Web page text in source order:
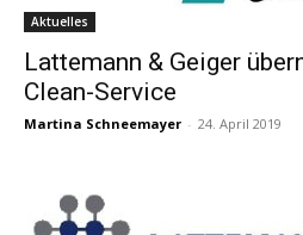
Aktuelles
Lattemann & Geiger
Clean-Service
Martina Schneemayer - 24. April 2019